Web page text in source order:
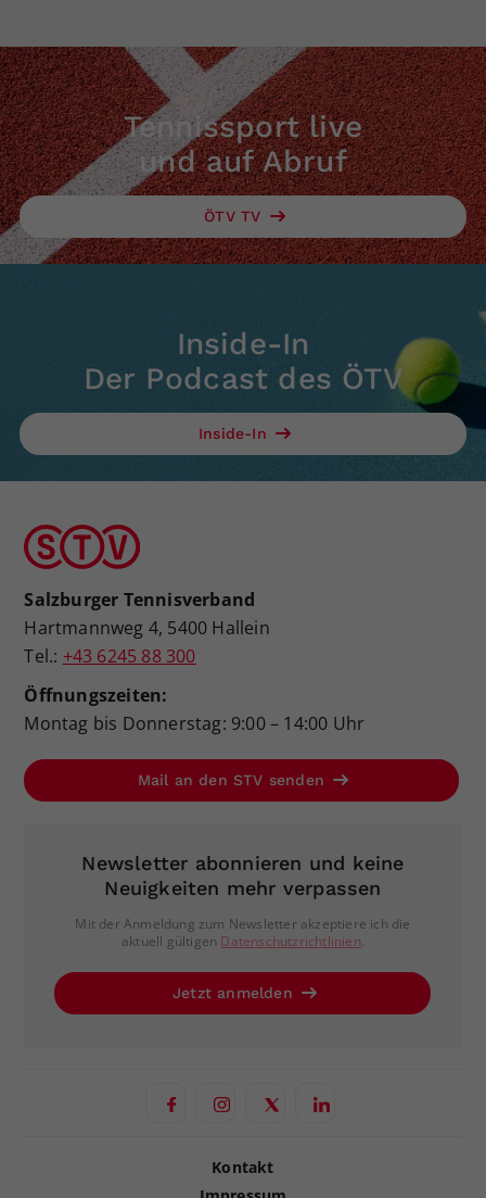
Tennissport live
und auf Abruf
ÖTV TV
Inside-In
Der Podcast des ÖTV
Inside-In
Salzburger Tennisverband
Hartmannweg 4, 5400 Hallein
Tel.: +43 6245 88 300
Öffnungszeiten:
Montag bis Donnerstag: 9:00 – 14:00 Uhr
Mail an den STV senden
Newsletter abonnieren und keine
Neuigkeiten mehr verpassen
Mit der Anmeldung zum Newsletter akzeptiere ich die
aktuell gültigen Datenschutzrichtlinien.
Jetzt anmelden
Kontakt